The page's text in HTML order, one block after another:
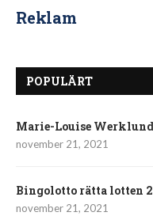
Reklam
POPULÄRT
Marie-Louise Werklund
november 21, 2021
Bingolotto rätta lotten
november 21, 2021